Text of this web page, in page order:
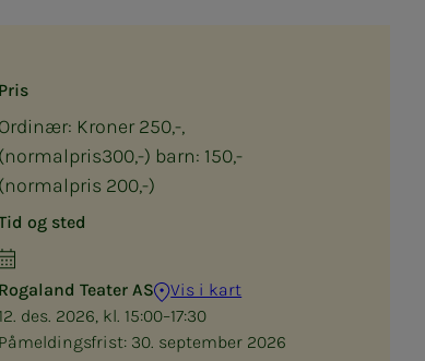
Pris
Ordinær: Kroner 250,-,
(normalpris300,-) barn: 150,-
(normalpris 200,-)
og sted
Rogaland Teater AS
Vis i kart
12. des. 2026, kl. 15:00–17:30
Påmeldingsfrist: 30. september 2026